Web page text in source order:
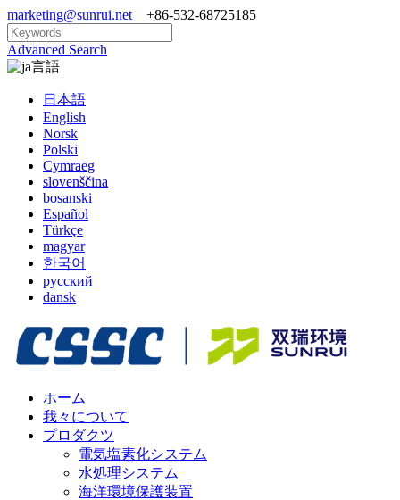
marketing@sunrui.net +86-532-68725185
Advanced Search
言語
日本語
English
Norsk
Polski
Cymraeg
slovenščina
bosanski
Español
Türkçe
magyar
한국어
русский
dansk
ホーム
我々について
プロダクツ
電気塩素化システム
水処理システム
海洋環境保護装置